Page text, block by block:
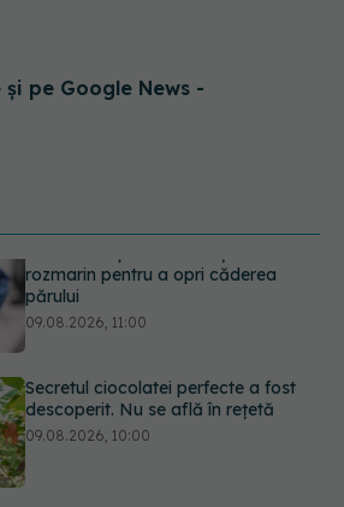
pe Google News -
Secretul ciocolatei perfecte a fost
descoperit. Nu se află în rețetă
Plasticul pe care îl folosim zilnic,
legat de ficatul gras. Ce au